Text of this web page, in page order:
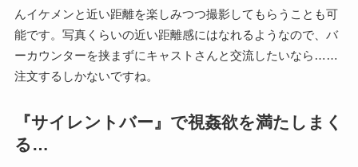
んイケメンと近い距離を楽しみつつ撮影してもらうことも可
能です。写真くらいの近い距離感にはなれるようなので、バ
ーカウンターを挟まずにキャストさんと交流したいなら……
注文するしかないですね。
『サイレントバー』で視姦欲を満たしまく
る…